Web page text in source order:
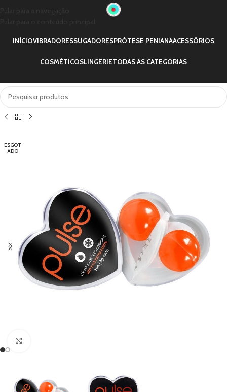
INÍCIOVIBRADORESSUGADORESPRÓTESE PENIANAACESSÓRIOS
COSMÉTICOSLINGERIETODAS AS CATEGORIAS
ESGOT
ADO